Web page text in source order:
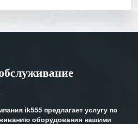
хочется отметить высокую
помочь в самых сложных
ik555 предлагает услугу по
оборудования нашими